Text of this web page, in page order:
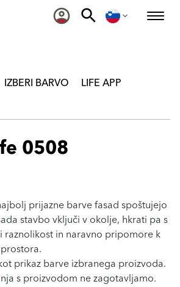
IZBERI BARVO
LIFE APP
0508
prijazne barve fasad spoštujejo
stavbo vključi v okolje, hkrati pa s
raznolikost in naravno pripomore k
prikaz barve izbranega proizvoda.
s proizvodom ne zagotavljamo.